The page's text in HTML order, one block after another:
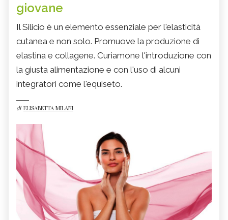
giovane
Il Silicio è un elemento essenziale per l'elasticità
cutanea e non solo. Promuove la produzione di
elastina e collagene. Curiamone l'introduzione con
la giusta alimentazione e con l'uso di alcuni
integratori come l'equiseto.
di ELISABETTA MILANI